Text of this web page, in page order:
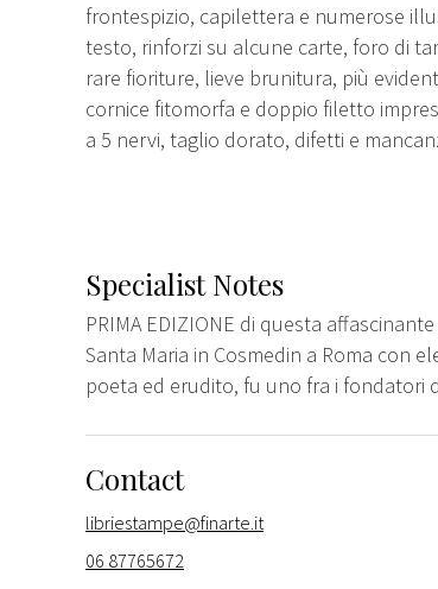
frontespizio, capilettera e numerose
testo, rinforzi su alcune carte, foro di
rare fioriture, lieve brunitura, più
cornice fitomorfa e doppio filetto
a 5 nervi, taglio dorato, difetti e
Specialist Notes
PRIMA EDIZIONE di questa
Santa Maria in Cosmedin a Roma con
poeta ed erudito, fu uno fra i fondatori
Contact
libriestampe@finarte.it
06 87765672